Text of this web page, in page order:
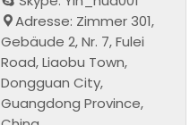
Adresse: Zimmer 301,
Gebäude 2, Nr. 7, Fulei
Road, Liaobu Town,
Dongguan City,
Guangdong Province,